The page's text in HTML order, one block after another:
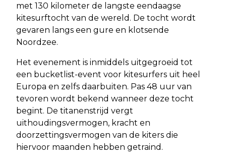
met 130 kilometer de langste eendaagse
kitesurftocht van de wereld. De tocht wordt
gevaren langs een gure en klotsende
Noordzee.
Het evenement is inmiddels uitgegroeid tot
een bucketlist-event voor kitesurfers uit heel
Europa en zelfs daarbuiten. Pas 48 uur van
tevoren wordt bekend wanneer deze tocht
begint. De titanenstrijd vergt
uithoudingsvermogen, kracht en
doorzettingsvermogen van de kiters die
hiervoor maanden hebben getraind.